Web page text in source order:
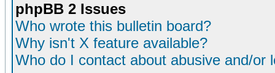
phpBB 2 Issues
Who wrote this bulletin board?
Why isn't X feature available?
Who do I contact about abusive and/or